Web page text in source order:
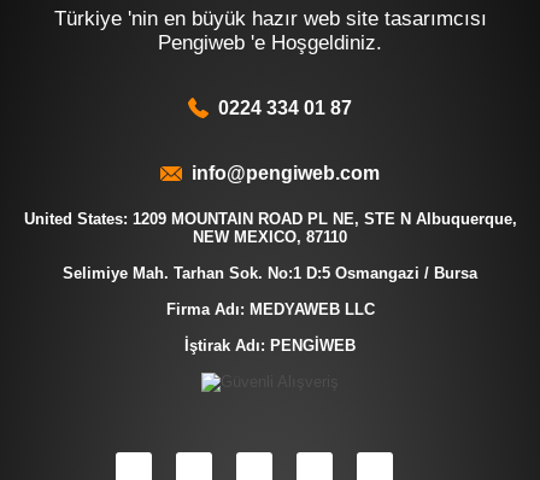
Türkiye 'nin en büyük hazır web site tasarımcısı
Pengiweb 'e Hoşgeldiniz.
0224 334 01 87
info@pengiweb.com
United States: 1209 MOUNTAIN ROAD PL NE, STE N Albuquerque,
NEW MEXICO, 87110
Selimiye Mah. Tarhan Sok. No:1 D:5 Osmangazi / Bursa
Firma Adı: MEDYAWEB LLC
İştirak Adı: PENGİWEB